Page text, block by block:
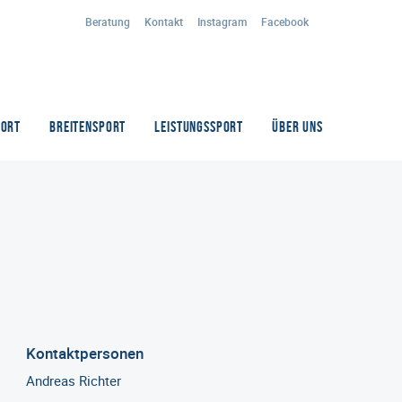
Beratung Kontakt Instagram Facebook
BREITENSPORT LEISTUNGSSPORT ÜBER UNS
Kontaktpersonen
Andreas Richter